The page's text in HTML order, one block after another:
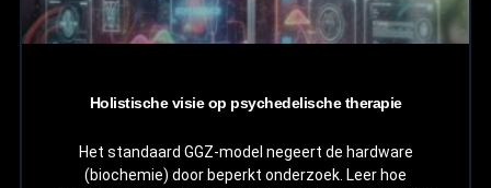
Holistische visie op psychedelische therapie
Het standaard GGZ-model negeert de hardware
(biochemie) door beperkt onderzoek. Leer hoe